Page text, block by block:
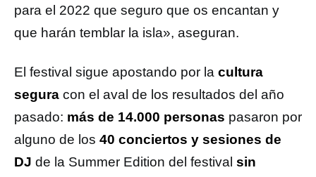
para el 2022 que seguro que os encantan y
que harán temblar la isla», aseguran.
El festival sigue apostando por la cultura
segura con el aval de los resultados del año
pasado: más de 14.000 personas pasaron por
alguno de los 40 conciertos y sesiones de
DJ de la Summer Edition del festival sin